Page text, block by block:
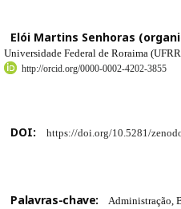
Elói Martins Senhoras
Universidade Federal de Roraima
http://orcid.org/0000-0002-4202-3855
DOI: https://doi.org/10.5281/
Palavras-chave: Administração,